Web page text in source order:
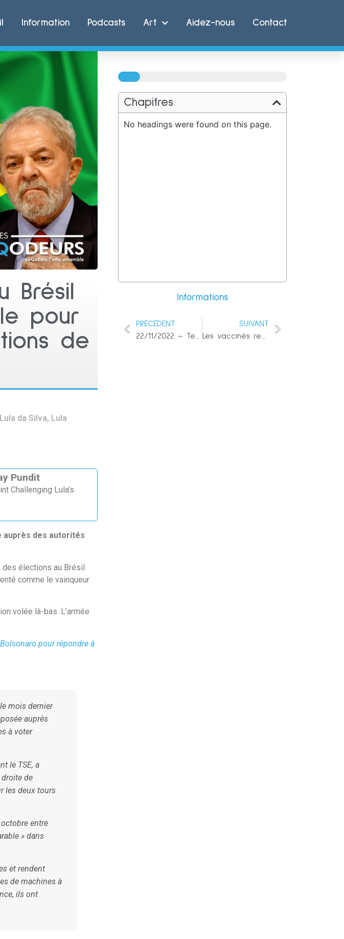
Information Podcasts Art Aidez-nous Contact
Brésil
pour
de
da Silva, Lula
Pundit
Challenging Lula’s
auprès des autorités
des élections au Brésil
comme le vainqueur
volée là-bas. L’armée
pour répondre à
mois dernier
auprès
à voter
le TSE, a
de
les deux tours
entre
» dans
et rendent
de machines à
ils ont
100%
Chapitres
No headings were found on this page.
Informations
PRÉCÉDENT
SUIVANT